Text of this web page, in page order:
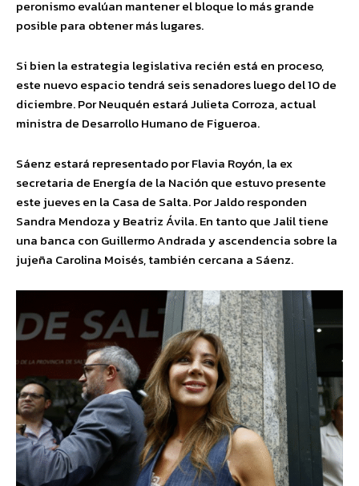
peronismo evalúan mantener el bloque lo más grande
posible para obtener más lugares.
Si bien la estrategia legislativa recién está en proceso,
este nuevo espacio tendrá seis senadores luego del 10 de
diciembre. Por Neuquén estará Julieta Corroza, actual
ministra de Desarrollo Humano de Figueroa.
Sáenz estará representado por Flavia Royón, la ex
secretaria de Energía de la Nación que estuvo presente
este jueves en la Casa de Salta. Por Jaldo responden
Sandra Mendoza y Beatriz Ávila. En tanto que Jalil tiene
una banca con Guillermo Andrada y ascendencia sobre la
jujeña Carolina Moisés, también cercana a Sáenz.